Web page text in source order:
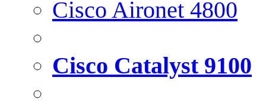
Cisco Aironet 4800
Cisco Catalyst 9100